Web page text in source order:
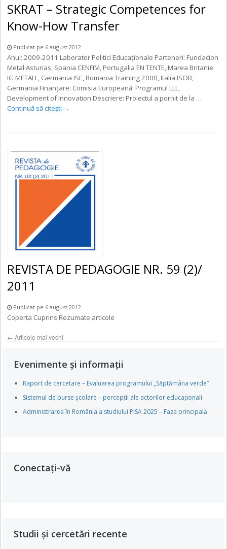
SKRAT – Strategic Competences for
Know-How Transfer
Publicat pe 6 august 2012
Anul: 2009-2011 Laborator Politici Educaționale Parteneri: Fundacion
Metal Asturias, Spania CENFIM, Portugalia EN TENTE, Marea Britanie
IG METALL, Germania ISE, Romania Training 2000, Italia ISOB,
Germania Finanţare: Comisia Europeană: Programul LLL,
Development of Innovation Descriere: Proiectul a pornit de la …
Continuă să citești →
REVISTA DE PEDAGOGIE NR. 59 (2)/
2011
Publicat pe 6 august 2012
Coperta Cuprins Rezumate articole
← Articole mai vechi
Evenimente și informații
Raport de cercetare – Evaluarea programului „Săptămâna verde”
Sistemul de burse școlare – percepții ale actorilor educaționali
Administrarea în România a studiului PISA 2025 – Faza principală
Conectați-vă
Studii și cercetări recente